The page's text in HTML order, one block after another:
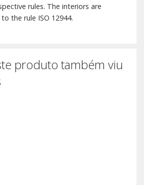
rules. The interiors are
the rule ISO 12944.
produto também viu